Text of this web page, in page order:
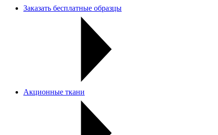
Заказать бесплатные образцы
Акционные ткани